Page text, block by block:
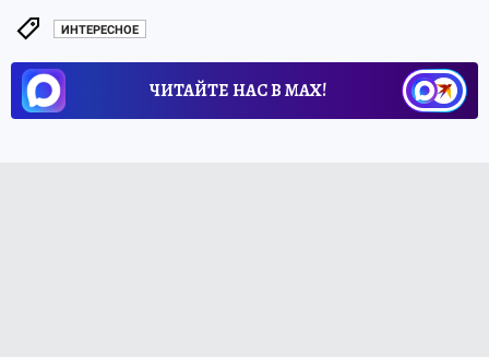
ИНТЕРЕСНОЕ
ЧИТАЙТЕ НАС В МАХ!